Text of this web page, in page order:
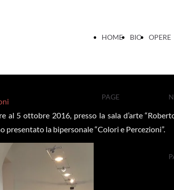
HOME
PAGE
BIO OPERE
al 5 ottobre 2016, presso la sala d’arte
presentato la bipersonale “Colori e Percezioni”.